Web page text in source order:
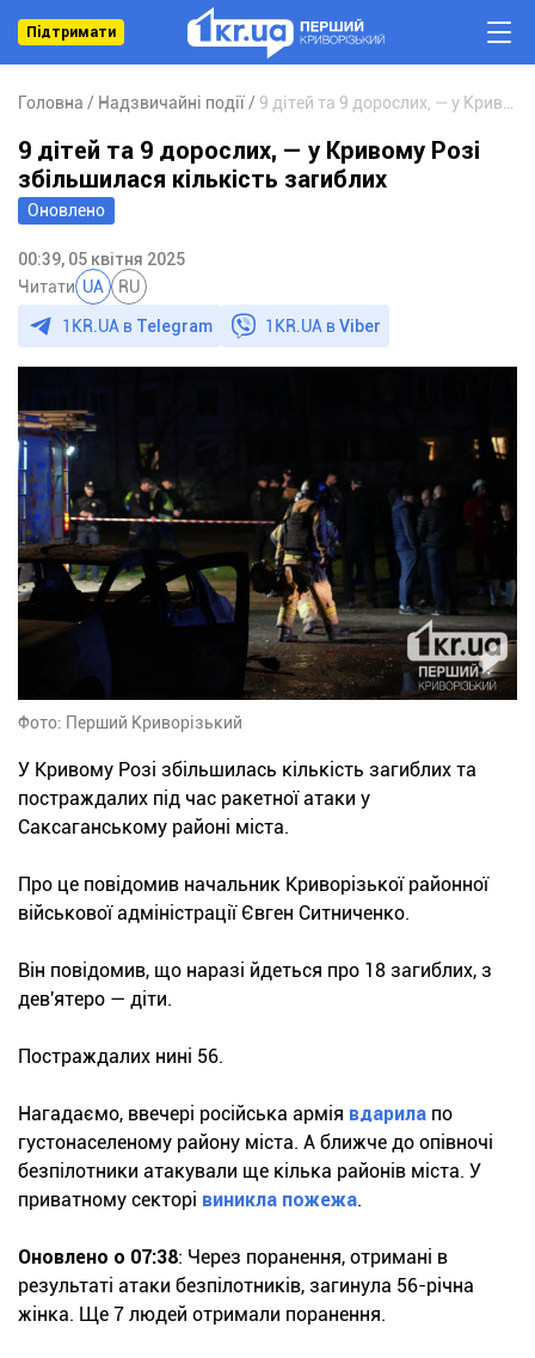
Підтримати
Головна Надзвичайні події
Оновлено
9 дітей та 9 дорослих, — у Кривому Розі
збільшилася кількість загиблих
00:39, 05 квітня 2025
Читати UA RU
1KR.UA в Telegram 1KR.UA вViber
Фото: Перший Криворізький
У Кривому Розі збільшилась кількість загиблих та
постраждалих під час ракетної атаки у
Саксаганському районі міста.
Про це повідомив начальник Криворізької районної
військової адміністрації Євген Ситниченко.
Він повідомив, що наразі йдеться про 18 загиблих, з
дев'ятеро — діти.
Постраждалих нині 56.
Нагадаємо, ввечері російська армія вдарила по
густонаселеному району міста. А ближче до опівночі
безпілотники атакували ще кілька районів міста. У
приватному секторі виникла пожежа.
Оновлено о 07:38: Через поранення, отримані в
результаті атаки безпілотників, загинула 56-річна
жінка. Ще 7 людей отримали поранення.